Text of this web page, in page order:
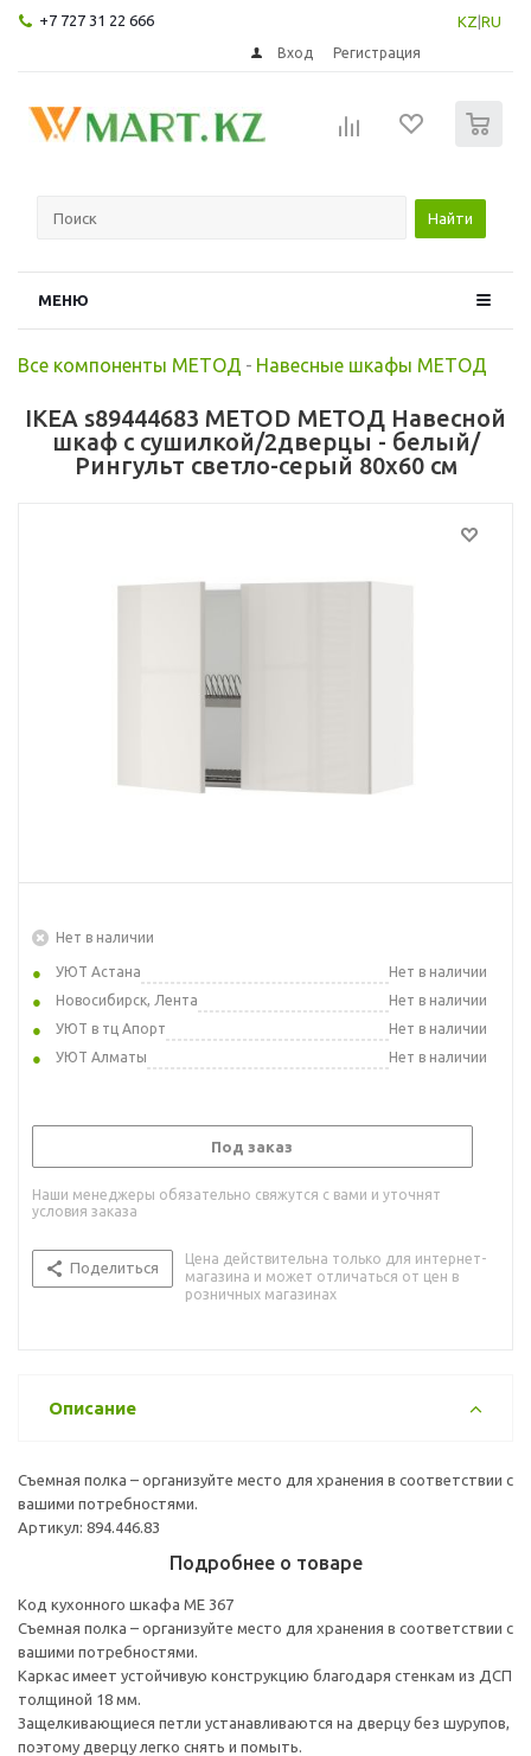
+7 727 31 22 666 KZ RU
Вход Регистрация
Найти
МЕНЮ
Все компоненты МЕТОД - Навесные шкафы МЕТОД
IKEA s89444683 METOD МЕТОД Навесной
шкаф с сушилкой/2дверцы - белый/
Рингульт светло-серый 80x60 см
Нет в наличии
УЮТ Астана
Нет в наличии
Новосибирск, Лента
Нет в наличии
УЮТ в тц Апорт
Нет в наличии
УЮТ Алматы
Нет в наличии
Под заказ
Наши менеджеры обязательно свяжутся с вами и уточнят
условия заказа
Поделиться
Цена действительна только для интернет-
магазина и может отличаться от цен в
розничных магазинах
Описание
Съемная полка – организуйте место для хранения в соответствии с
вашими потребностями.
Артикул: 894.446.83
Подробнее о товаре
Код кухонного шкафа ME 367
Съемная полка – организуйте место для хранения в соответствии с
вашими потребностями.
Каркас имеет устойчивую конструкцию благодаря стенкам из ДСП
толщиной 18 мм.
Защелкивающиеся петли устанавливаются на дверцу без шурупов,
поэтому дверцу легко снять и помыть.